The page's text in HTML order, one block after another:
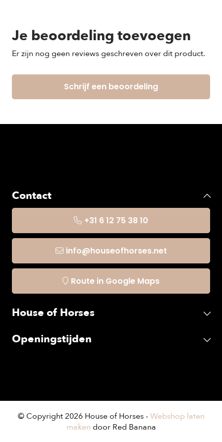
Je beoordeling toevoegen
Er zijn nog geen reviews geschreven over dit product.
Schrijf een beoordeling
Contact
+31 6 12 75 38 10
info@houseofhorses.net
Route in Google Maps
House of Horses
Openingstijden
© Copyright 2026 House of Horses -Webshop laten
maken door Red Banana